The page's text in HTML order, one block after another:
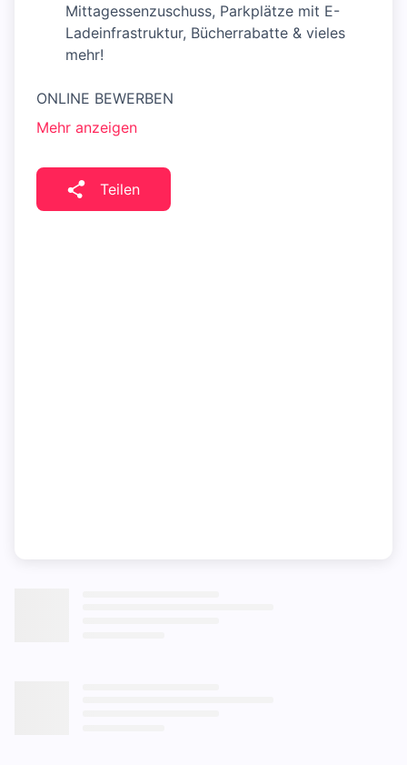
Mittagessenzuschuss, Parkplätze mit E-
Ladeinfrastruktur, Bücherrabatte & vieles
mehr!
ONLINE BEWERBEN
Mehr anzeigen
Teilen